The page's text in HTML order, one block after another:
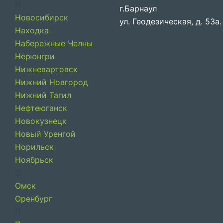
Новосибирск
Находка
Набережные Челны
Нерюнгри
Нижневартовск
Нижний Новгород
Нижний Тагил
Нефтеюганск
Новокузнецк
Новый Уренгой
Норильск
Ноябрьск
Омск
Оренбург
г.Барнаул
ул. Геодезическая, д. 53а.